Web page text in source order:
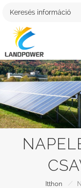
Itthon /